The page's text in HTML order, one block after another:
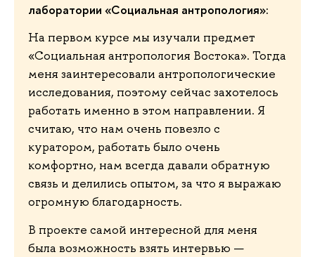
лаборатории «Социальная антропология»:
На первом курсе мы изучали предмет
«Социальная антропология Востока». Тогда
меня заинтересовали антропологические
исследования, поэтому сейчас захотелось
работать именно в этом направлении. Я
считаю, что нам очень повезло с
куратором, работать было очень
комфортно, нам всегда давали обратную
связь и делились опытом, за что я выражаю
огромную благодарность.
В проекте самой интересной для меня
была возможность взять интервью —